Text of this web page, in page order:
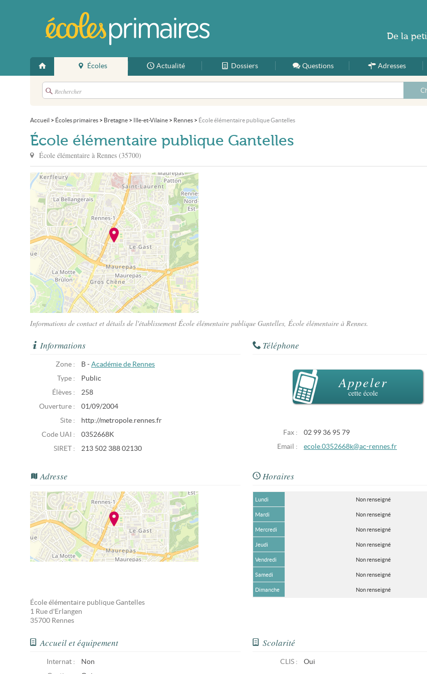
Accueil
Écoles Actualité Dossiers Questions Adresses
Accueil > Écoles primaires > Bretagne > Ille-et-Vilaine > Rennes > École élémentaire publique Gantelles
École élémentaire publique Gantelles
École élémentaire à Rennes (35700)
Informations de contact et détails de l'établissement École élémentaire publique Gantelles, École élémentaire à Rennes.
Informations
Zone : B - Académie de Rennes
Type :
Public
Élèves :
258
Ouverture :
01/09/2004
Site :
http://metropole.rennes.fr
Code UAI :
0352668K
SIRET :
213 502 388 02130
Téléphone
Appeler
cette école
Fax :
02 99 36 95 79
Email :
ecole.0352668k@ac-rennes.fr
Adresse
École élémentaire publique Gantelles
1 Rue d'Erlangen
35700 Rennes
Horaires
Lundi Non renseigné
Mardi Non renseigné
Mercredi Non renseigné
Jeudi Non renseigné
Vendredi Non renseigné
Samedi Non renseigné
Dimanche Non renseigné
Accueil et équipement
Internat :
Non
Scolarité
CLIS : Oui
De la